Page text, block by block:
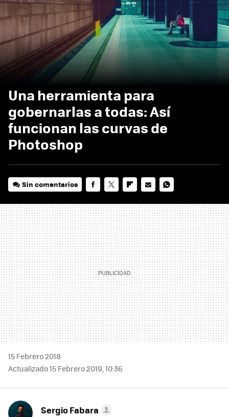
Una herramienta para
gobernarlas a todas: Así
funcionan las curvas de
Photoshop
Sin comentarios
MAIL
15 Febrero 2018
Actualizado 15 Febrero 2019, 10:36
Sergio Fabara